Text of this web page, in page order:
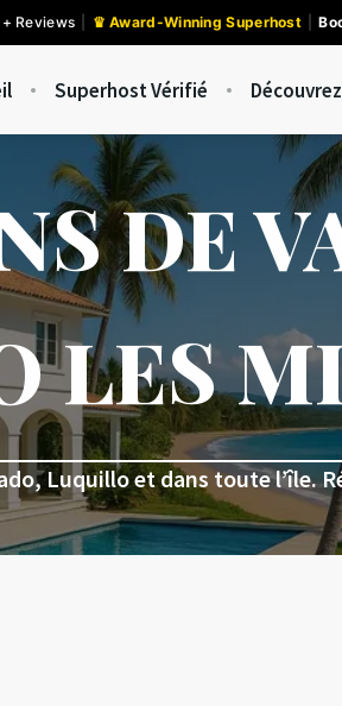
Reviews ♛ Award-Winning Superhost
Superhost Vérifié
DE
LES
Luquillo et dans toute l’île.